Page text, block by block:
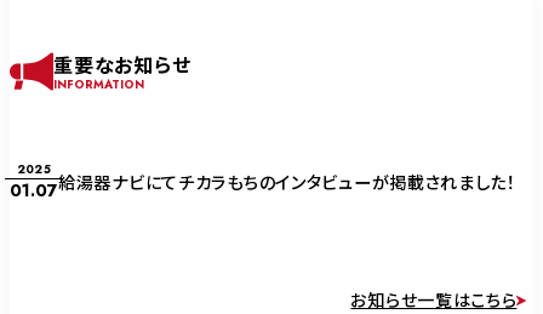
重要なお知らせ
INFORMATION
2025
01.07給湯器ナビにてチカラもちのインタビューが掲載されました！
お知らせ一覧はこちら